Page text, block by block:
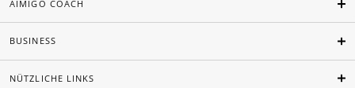
AIMIGO COACH
BUSINESS
NÜTZLICHE LINKS